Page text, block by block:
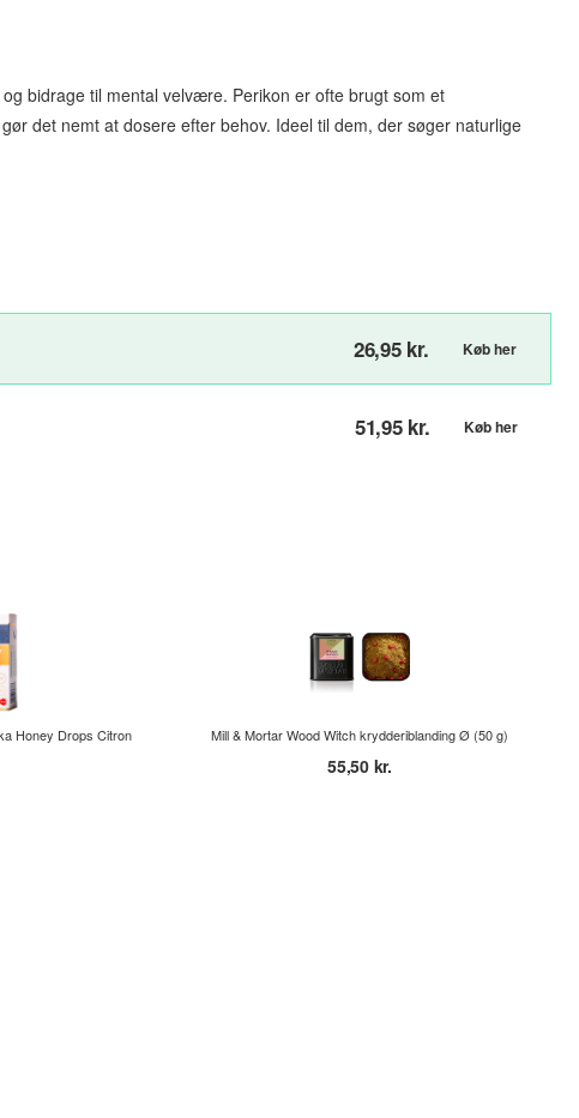
bidrage til mental velvære. Perikon er ofte brugt som et
det nemt at dosere efter behov. Ideel til dem, der søger naturlige
26,95 kr. Køb her
51,95 kr. Køb her
Honey Drops Citron
Mill & Mortar Wood Witch krydderiblanding Ø (50 g)
55,50 kr.